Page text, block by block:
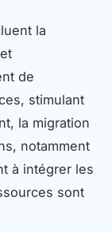
la
et
de
stimulant
la migration
notamment
à intégrer les
sont